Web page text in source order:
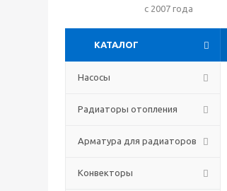
с 2007 года
КАТАЛОГ
Насосы
Радиаторы отопления
Арматура для радиаторов
Конвекторы